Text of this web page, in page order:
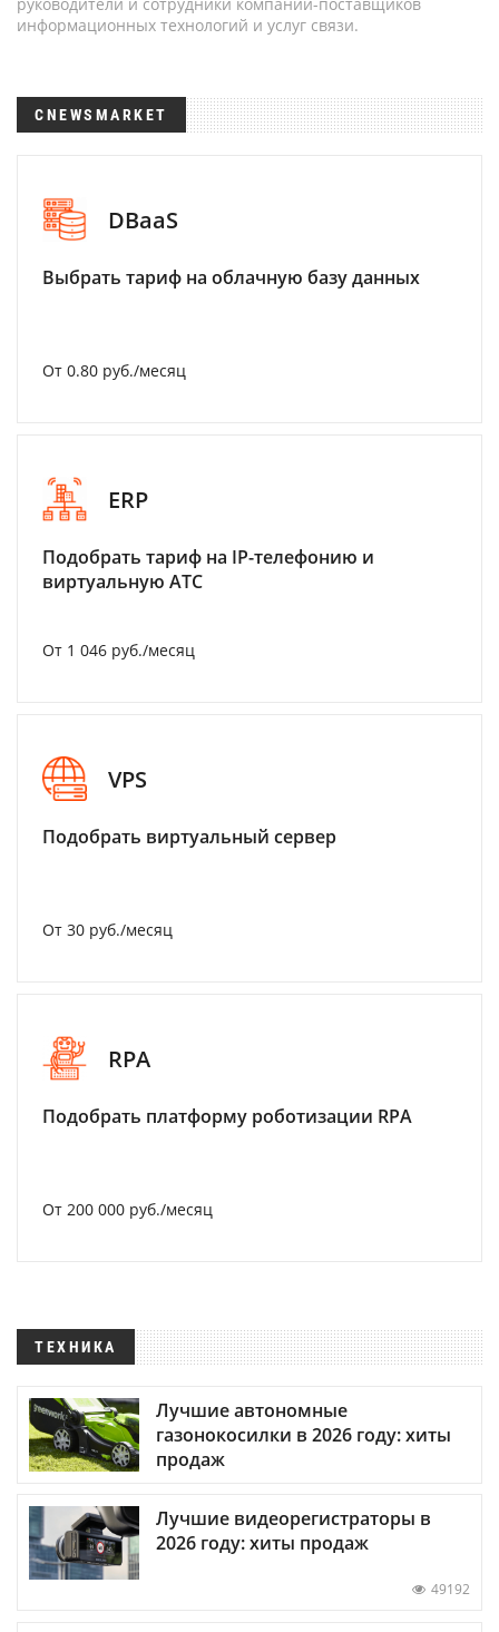
информационных технологий и услуг связи.
CNEWSMARKET
DBaaS
Выбрать тариф на облачную базу данных
От 0.80 руб./месяц
ERP
Подобрать тариф на IP-телефонию и
виртуальную АТС
От 1 046 руб./месяц
VPS
Подобрать виртуальный сервер
От 30 руб./месяц
RPA
Подобрать платформу роботизации RPA
От 200 000 руб./месяц
ТЕХНИКА
Лучшие автономные
газонокосилки в 2026 году: хиты
продаж
Лучшие видеорегистраторы в
2026 году: хиты продаж
49192